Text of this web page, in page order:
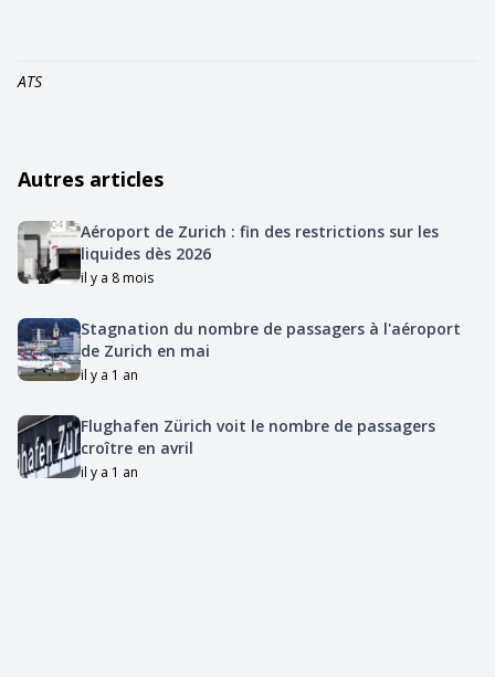
ATS
Autres articles
Aéroport de Zurich : fin des restrictions sur les
liquides dès 2026
il y a 8 mois
Stagnation du nombre de passagers à l'aéroport
de Zurich en mai
il y a 1 an
Flughafen Zürich voit le nombre de passagers
croître en avril
il y a 1 an